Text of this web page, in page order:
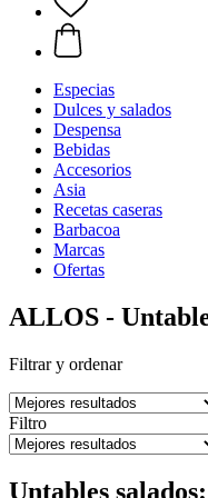
Especias
Dulces y salados
Despensa
Bebidas
Accesorios
Asia
Recetas caseras
Barbacoa
Marcas
Ofertas
ALLOS -
Filtrar y ordenar
Filtro
Untables